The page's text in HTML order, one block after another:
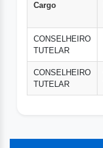
Cargo
CONSELHEIRO
TUTELAR
CONSELHEIRO
TUTELAR